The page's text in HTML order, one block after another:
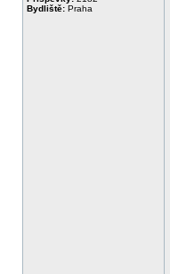
Bydliště: Praha